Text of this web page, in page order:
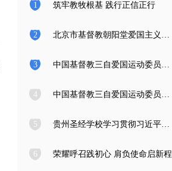
1 筑牢教牧根基 践行正信正行
2 北京市基督教朝阳堂爱国主义教育学习访问团一行来访
3 中国基督教三自爱国运动委员会2026年度公开招聘工作人员面试公告
4 中国基督教三自爱国运动委员会2026年度公开招聘应届高校毕业生面试公告
5 贵州圣经学校学习贯彻习近平总书记在庆祝中国共产党成立105周年大会上的重要讲话精神
6 荣耀呼召践初心 肩负使命启新程